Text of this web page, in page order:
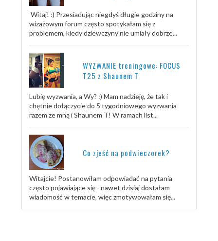
Witaj! :) Przesiadując niegdyś długie godziny na
wizażowym forum często spotykałam się z
problemem, kiedy dziewczyny nie umiały dobrze...
WYZWANIE treningowe: FOCUS
T25 z Shaunem T
Lubię wyzwania, a Wy? :) Mam nadzieję, że tak i
chętnie dołączycie do 5 tygodniowego wyzwania
razem ze mną i Shaunem T! W ramach list...
Co zjeść na podwieczorek?
Witajcie! Postanowiłam odpowiadać na pytania
często pojawiające się - nawet dzisiaj dostałam
wiadomość w temacie, więc zmotywowałam się...